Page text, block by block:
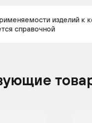
изделий к
справочной